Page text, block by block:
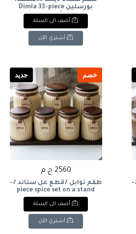
بورسلين Dimla 33-piece
dinner set. Porcelain.
أضف الى السلة
أشتري الآن
طقم توابل 7قطع عل ستاند 7-
خصم جديد
2560 ج.م
طقم توابل 7قطع عل ستاند 7-
piece spice set on a stand
أضف الى السلة
أشتري الآن